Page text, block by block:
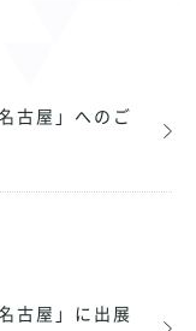
古屋」へのご
古屋」に出展